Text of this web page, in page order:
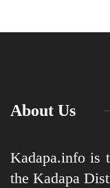
About Us
Kadapa.info is
the Kadapa